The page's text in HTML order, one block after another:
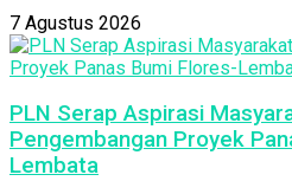
7 Agustus 2026
PLN Serap Aspirasi
Pengembangan Proyek
Lembata